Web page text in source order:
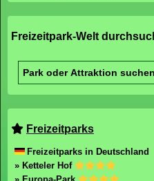
Freizeitpark-Welt
Freizeitparks
Freizeitparks in Deutschland
» Ketteler Hof